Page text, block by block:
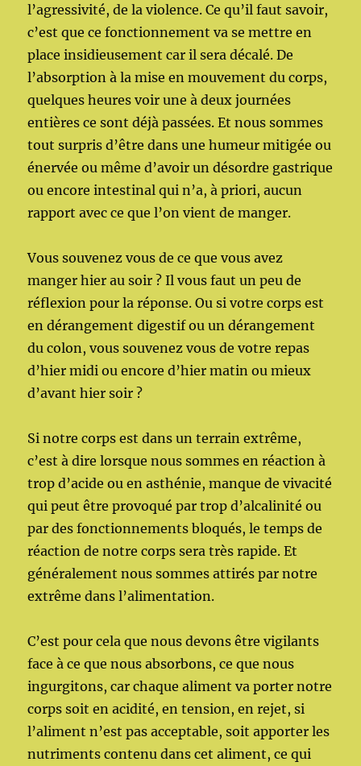
l’agressivité, de la violence. Ce qu’il faut savoir,
c’est que ce fonctionnement va se mettre en
place insidieusement car il sera décalé. De
l’absorption à la mise en mouvement du corps,
quelques heures voir une à deux journées
entières ce sont déjà passées. Et nous sommes
tout surpris d’être dans une humeur mitigée ou
énervée ou même d’avoir un désordre gastrique
ou encore intestinal qui n’a, à priori, aucun
rapport avec ce que l’on vient de manger.
Vous souvenez vous de ce que vous avez
manger hier au soir ? Il vous faut un peu de
réflexion pour la réponse. Ou si votre corps est
en dérangement digestif ou un dérangement
du colon, vous souvenez vous de votre repas
d’hier midi ou encore d’hier matin ou mieux
d’avant hier soir ?
Si notre corps est dans un terrain extrême,
c’est à dire lorsque nous sommes en réaction à
trop d’acide ou en asthénie, manque de vivacité
qui peut être provoqué par trop d’alcalinité ou
par des fonctionnements bloqués, le temps de
réaction de notre corps sera très rapide. Et
généralement nous sommes attirés par notre
extrême dans l’alimentation.
C’est pour cela que nous devons être vigilants
face à ce que nous absorbons, ce que nous
ingurgitons, car chaque aliment va porter notre
corps soit en acidité, en tension, en rejet, si
l’aliment n’est pas acceptable, soit apporter les
nutriments contenu dans cet aliment, ce qui